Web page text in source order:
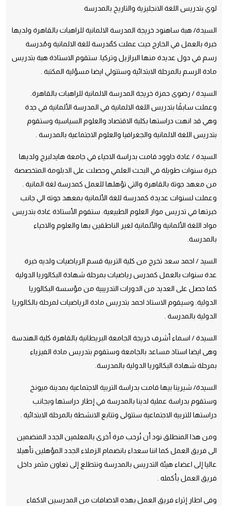
لوي بتدريس اللغة الانجليزية والتاريخ بالمدرسة
السيدة/ هبة ساهنود خريجة المدرسة الالمانية للراهبات بالقاهرة ولديها
خبرة بالعمل في الخارج حيث عملت كمٌدرسة للغة الالمانية ومُدرسة
رسم في دول عديدة منها البرازيل وتركيا. ستقوم الاستاذة هبة بتدريس
مادة الرسم بالمرحلة الابتدائية وستتولي ايضا مسؤلية المكتبة .
السيدة / رضوى حمزة خريجة المدرسة الالمانية للراهبات بالقاهرة.
وعملت سابقًا بتدريس اللغة الالمانية في المدرسة الألمانية في جدة
وهي قد انهت دراستها بكلية الاقتصاد والعلوم السياسية وستقوم
بتدريس اللغة الالمانية والجغرافيا والعلوم الاجتماعية بالمدرسة .
السيدة / غادة داوود قامت بدراسة الاحياء في جامعة هايدلبرج ولديها
خبرة سنوات طويلة في البحث العلمي وحصلت على الدبلومة المتخصصة
من معهد جوتة بالقاهرة والتي تؤهلها للعمل كمدرسة لغة المانية .
وعملت لسنوات عديدة كمدرسة للغة الألمانية بمعهد جوته الي جانب
خبرتها في تدريس موار العلوم الطبيعية. ستقوم الأستاذة غادة بتدريس
مواد اللغة الألمانية والألمانية لغير الناطقين بها والعلوم والاحياء
بالمدرسة.
السيد / احمد سعد تخرج من كلية التربية قسم الرياضيات ولديه خبرة
عدة سنوات بالعمل كمدرس رياضيات بمرحلة شهادة البكالوريا الدولية
كما حصل على العديد من الدورات التدريبية من مؤسسة البكالوريا
الدولية. وسيقوم الاستاذ احمد بتدريس مادة الرياضيات لمرحلة بالكالوريا
الدولية بالمدرسة .
السيدة / اسماء أشرف خريجة الجامعة البريطانية بالقاهرة كلية الهندسة
وهى ايضا استاذ مساعد بالجامعة وستقوم بتدريس مادة الفيزياء
بمرحلة شهادة البكالوريا الدولية بالمدرسة.
السيدة/ شيرينا بيها قامت بدراسة التربية الاجتماعية بمدينة ميونخ
وستقوم بدراسة عملية لدينا بالمدرسة في إطار دراستها وبجانب
دراستها للتربية الاجتماعية ستتولى وتتابع الانشطة بالمرحلة الابتدائية .
ومن هذا المنطلق نود أن نُرحب مرة أخرى بالمعلمين الجدد المنضمين
الى فريق العمل كما اننا سعداء بانضمام الزملاء الجدد المؤهلين تأهيلا
عاليا إلى اعضاء هيئة التدريس بالمدرسة ونتطلع إلى تعاون مثمر داخل
فريق العمل بأكمله .
وفى اطار إثراء فريق العمل بهذه الاضافات من المدرسين الاكفاء